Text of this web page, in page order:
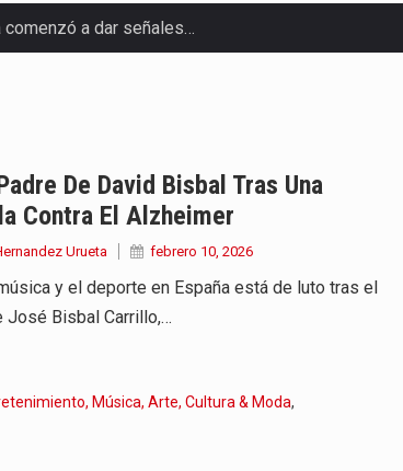
comenzó a dar señales…
próximo 16 de…
de…
amplio plan…
de…
en MT4 es…
de las grandes figuras…
sorprender a sus seguidores…
De David Bisbal Tras Una
Contra El Alzheimer
Urueta febrero 10, 2026
y el deporte en España está de luto tras el
Bisbal Carrillo,…
Música, Arte, Cultura & Moda,